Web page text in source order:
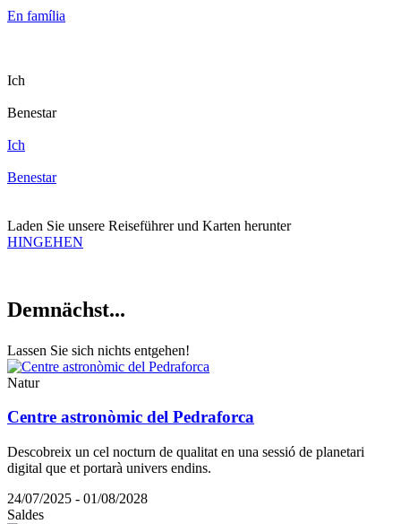
En família
Ich
Benestar
Ich
Benestar
Laden Sie unsere Reiseführer und Karten herunter
HINGEHEN
Demnächst...
Lassen Sie sich nichts entgehen!
Natur
Centre astronòmic del Pedraforca
Descobreix un cel nocturn de qualitat en una sessió de planetari
digital que et portarà univers endins.
24/07/2025 - 01/08/2028
Saldes